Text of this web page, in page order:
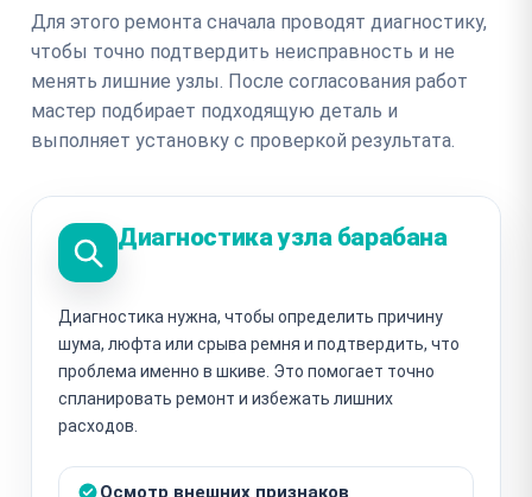
Для этого ремонта сначала проводят диагностику,
чтобы точно подтвердить неисправность и не
менять лишние узлы. После согласования работ
мастер подбирает подходящую деталь и
выполняет установку с проверкой результата.
Диагностика узла барабана
Диагностика нужна, чтобы определить причину
шума, люфта или срыва ремня и подтвердить, что
проблема именно в шкиве. Это помогает точно
спланировать ремонт и избежать лишних
расходов.
Осмотр внешних признаков